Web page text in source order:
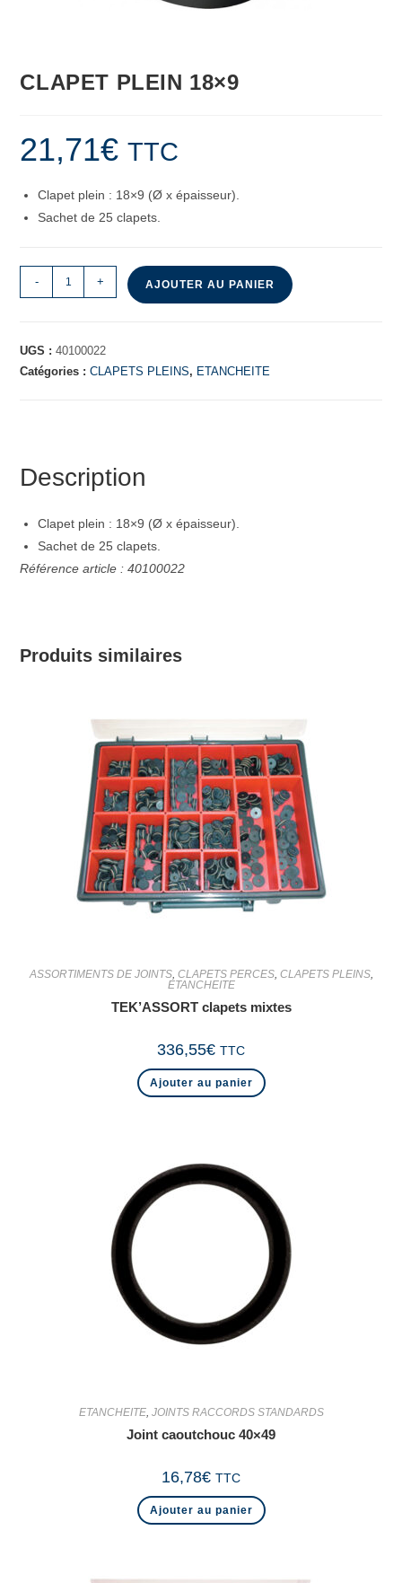
CLAPET PLEIN 18×9
21,71€ TTC
Clapet plein : 18×9 (Ø x épaisseur).
Sachet de 25 clapets.
- + AJOUTER AU PANIER
UGS :40100022
Catégories :CLAPETS PLEINS, ETANCHEITE
Description
Clapet plein : 18×9 (Ø x épaisseur).
Sachet de 25 clapets.
Référence article : 40100022
Produits similaires
ASSORTIMENTS DE JOINTS, CLAPETS PERCES, CLAPETS PLEINS,
ETANCHEITE
TEK’ASSORT clapets mixtes
336,55€ TTC
Ajouter au panier
ETANCHEITE, JOINTS RACCORDS STANDARDS
Joint caoutchouc 40×49
16,78€ TTC
Ajouter au panier